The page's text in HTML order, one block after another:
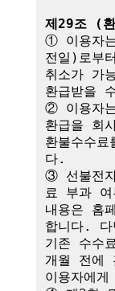
제29조 (
① 이용자
전일)로부
취소가 가
환급받을
② 이용자
환급을 회
환불수수
다.
③ 선불전
료 부과
내용은 홈
합니다. 다
기존 수수
개월 전에
이용자에